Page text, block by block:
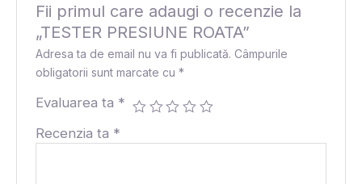
Fii primul care adaugi o recenzie la
„TESTER PRESIUNE ROATA”
Adresa ta de email nu va fi publicată. Câmpurile
obligatorii sunt marcate cu*
Evaluarea ta *
Recenzia ta *